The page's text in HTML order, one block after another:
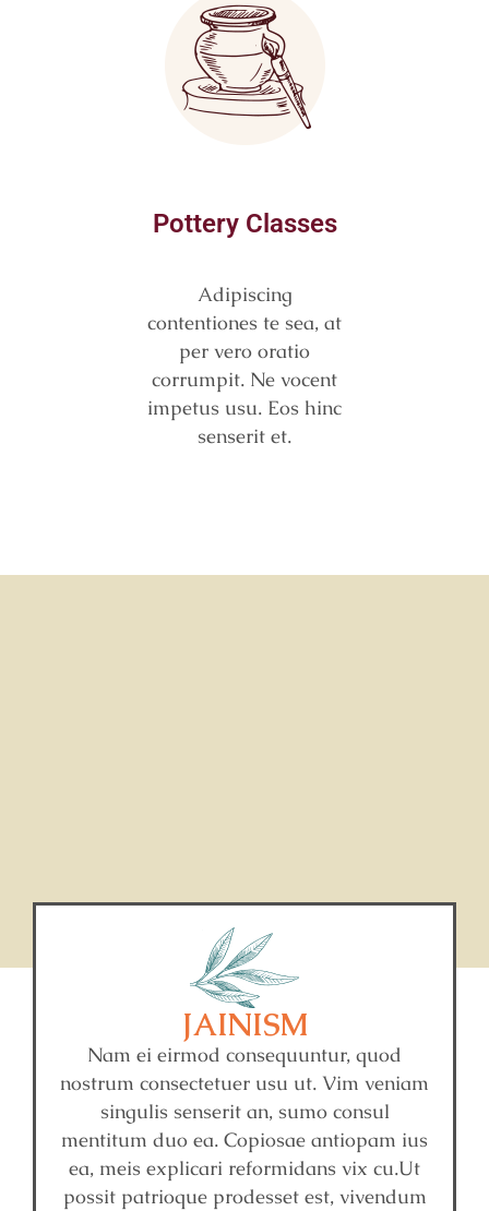
Pottery Classes
Adipiscing
contentiones te sea, at
per vero oratio
corrumpit. Ne vocent
impetus usu. Eos hinc
senserit et.
JAINISM
Nam ei eirmod consequuntur, quod
nostrum consectetuer usu ut. Vim veniam
singulis senserit an, sumo consul
mentitum duo ea. Copiosae antiopam ius
ea, meis explicari reformidans vix cu.Ut
possit patrioque prodesset est, vivendum